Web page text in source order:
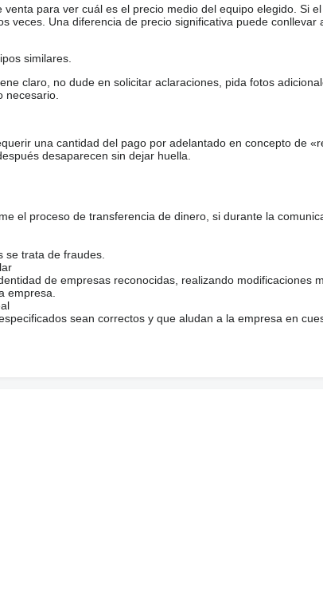
para ver cuál es el precio medio del equipo elegido. Si
veces. Una diferencia de precio significativa puede conllevar
similares.
claro, no dude en solicitar aclaraciones, pida fotos
necesario.
una cantidad del pago por adelantado en concepto de
desaparecen sin dejar huella.
el proceso de transferencia de dinero, si durante la
se trata de fraudes.
de empresas reconocidas, realizando modificaciones
empresa.
sean correctos y que aludan a la empresa en